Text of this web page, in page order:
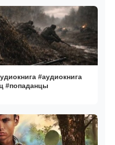
#аудиокнига
#попаданцы